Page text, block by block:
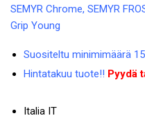
SEMYR Chrome, SEMYR
Grip Young
Suositeltu minimimäärä
Hintatakuu tuote!! Pyydä
Italia IT